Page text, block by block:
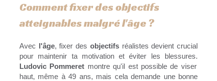
Comment fixer des objectifs
atteignables malgré l'âge ?
Avec l'âge, fixer des objectifsréalistes devient crucial
pour maintenir ta motivation et éviter les blessures.
Ludovic Pommeret montre qu'il est possible de viser
haut, même à 49 ans, mais cela demande une bonne